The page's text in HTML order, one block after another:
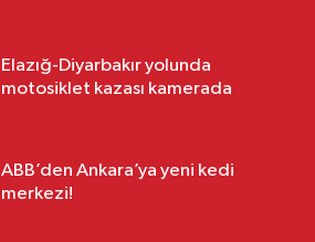
Elazığ-Diyarbakır yolunda
motosiklet kazası kamerada
ABB’den Ankara’ya yeni kedi
merkezi!